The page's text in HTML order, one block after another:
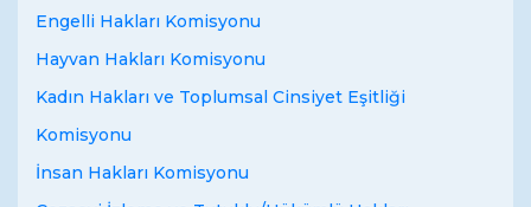
Engelli Hakları Komisyonu
Hayvan Hakları Komisyonu
Kadın Hakları ve Toplumsal Cinsiyet Eşitliği
Komisyonu
İnsan Hakları Komisyonu